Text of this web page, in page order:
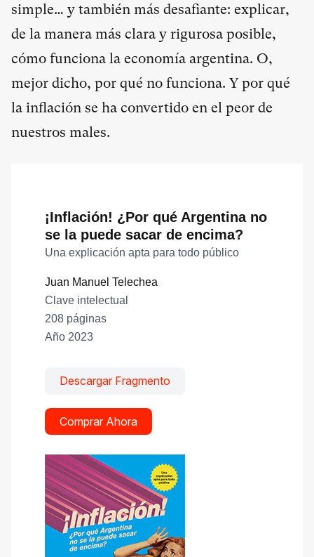
simple… y también más desafiante: explicar,
de la manera más clara y rigurosa posible,
cómo funciona la economía argentina. O,
mejor dicho, por qué no funciona. Y por qué
la inflación se ha convertido en el peor de
nuestros males.
¡Inflación! ¿Por qué Argentina no
se la puede sacar de encima?
Una explicación apta para todo público
Juan Manuel Telechea
Clave intelectual
208 páginas
Año 2023
Descargar Fragmento
Comprar Ahora